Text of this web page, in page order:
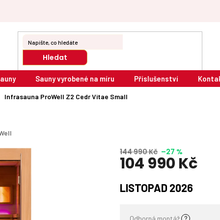
Hledat
Sauny vyrobené na míru Příslušenství
Infrasauna ProWell Z2 Cedr Vitae Small
144 990 Kč –27 %
104 990 Kč
cena:
LISTOPAD 2026